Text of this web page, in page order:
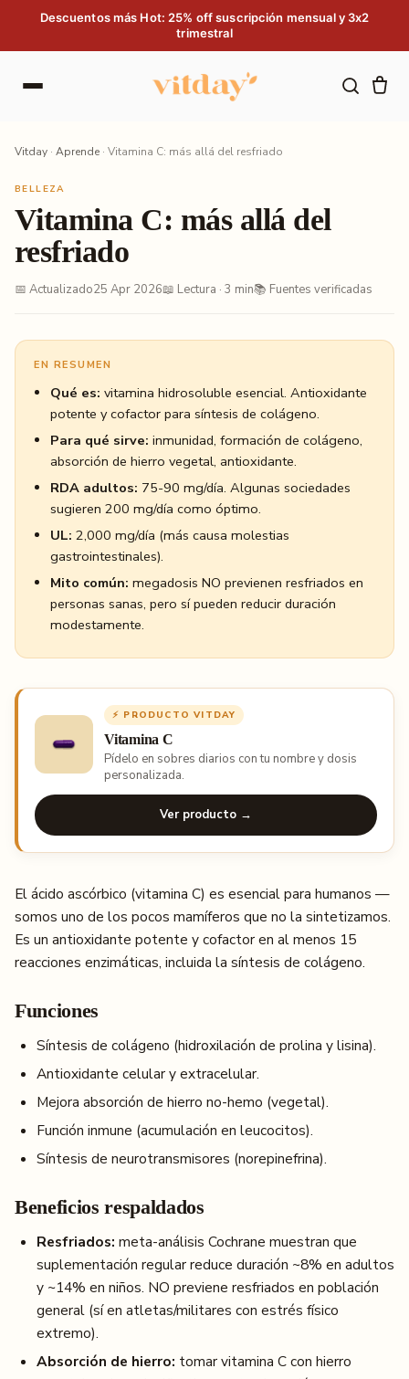
Saltar al contenido
Descuentos más Hot: 25% off suscripción mensual y 3x2
trimestral
Vitday · Aprende · Vitamina C: más allá del resfriado
BELLEZA
Vitamina C: más allá del
resfriado
📅 Actualizado25 Apr 2026📖 Lectura · 3 min📚 Fuentes verificadas
EN RESUMEN
Qué es: vitamina hidrosoluble esencial. Antioxidante
potente y cofactor para síntesis de colágeno.
Para qué sirve: inmunidad, formación de colágeno,
absorción de hierro vegetal, antioxidante.
RDA adultos: 75-90 mg/día. Algunas sociedades
sugieren 200 mg/día como óptimo.
UL: 2,000 mg/día (más causa molestias
gastrointestinales).
Mito común: megadosis NO previenen resfriados en
personas sanas, pero sí pueden reducir duración
modestamente.
⚡ PRODUCTO VITDAY
Vitamina C
Pídelo en sobres diarios con tu nombre y dosis
personalizada.
Ver producto →
El ácido ascórbico (vitamina C) es esencial para humanos —
somos uno de los pocos mamíferos que no la sintetizamos.
Es un antioxidante potente y cofactor en al menos 15
reacciones enzimáticas, incluida la síntesis de colágeno.
Funciones
Síntesis de colágeno (hidroxilación de prolina y lisina).
Antioxidante celular y extracelular.
Mejora absorción de hierro no-hemo (vegetal).
Función inmune (acumulación en leucocitos).
Síntesis de neurotransmisores (norepinefrina).
Beneficios respaldados
Resfriados: meta-análisis Cochrane muestran que
suplementación regular reduce duración ~8% en adultos
y ~14% en niños. NO previene resfriados en población
general (sí en atletas/militares con estrés físico
extremo).
Absorción de hierro: tomar vitamina C con hierro